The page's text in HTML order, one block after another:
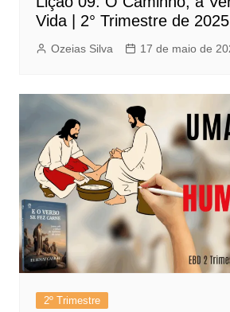
Vida | 2° Trimestre de 2025
Ozeias Silva 17 de maio de
2º Trimestre